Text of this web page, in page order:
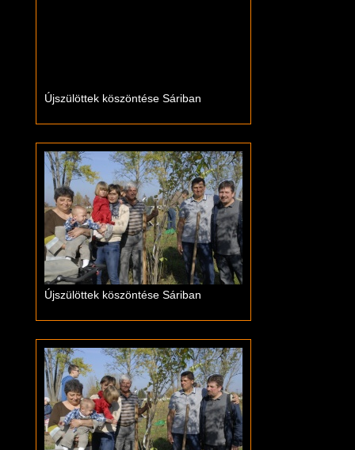
Újszülöttek köszöntése Sáriban
Újszülöttek köszöntése Sáriban